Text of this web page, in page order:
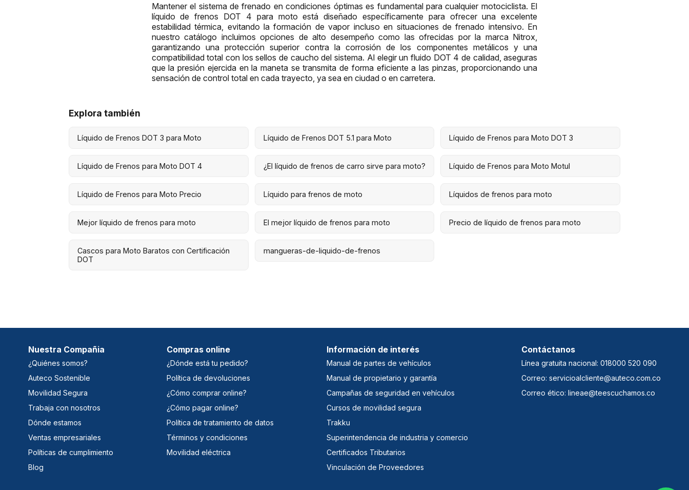
Mantener el sistema de frenado en condiciones óptimas es fundamental para cualquier motociclista. El
líquido de frenos DOT 4 para moto está diseñado específicamente para ofrecer una excelente
estabilidad térmica, evitando la formación de vapor incluso en situaciones de frenado intensivo. En
nuestro catálogo incluimos opciones de alto desempeño como las ofrecidas por la marca Nitrox,
garantizando una protección superior contra la corrosión de los componentes metálicos y una
compatibilidad total con los sellos de caucho del sistema. Al elegir un fluido DOT 4 de calidad, aseguras
que la presión ejercida en la maneta se transmita de forma eficiente a las pinzas, proporcionando una
sensación de control total en cada trayecto, ya sea en ciudad o en carretera.
Explora también
Líquido de Frenos DOT 3 para Moto Líquido de Frenos DOT 5.1 para Moto Líquido de Frenos para Moto DOT 3
Líquido de Frenos para Moto DOT 4 ¿El líquido de frenos de carro sirve para moto? Líquido de Frenos para Moto Motul
Líquido de Frenos para Moto Precio Líquido para frenos de moto Líquidos de frenos para moto
Mejor líquido de frenos para moto El mejor líquido de frenos para moto Precio de líquido de frenos para moto
Cascos para Moto Baratos con Certificación
DOT
mangueras-de-liquido-de-frenos
Nuestra Compañia
¿Quiénes somos?
Auteco Sostenible
Movilidad Segura
Trabaja con nosotros
Dónde estamos
Ventas empresariales
Políticas de cumplimiento
Blog
Compras online
¿Dónde está tu pedido?
Política de devoluciones
¿Cómo comprar online?
¿Cómo pagar online?
Política de tratamiento de datos
Términos y condiciones
Movilidad eléctrica
Información de interés
Manual de partes de vehículos
Manual de propietario y garantía
Campañas de seguridad en vehículos
Cursos de movilidad segura
Trakku
Superintendencia de industria y comercio
Certificados Tributarios
Vinculación de Proveedores
Contáctanos
Línea gratuita nacional: 018000 520 090
Correo: servicioalcliente@auteco.com.co
Correo ético: lineae@teescuchamos.co